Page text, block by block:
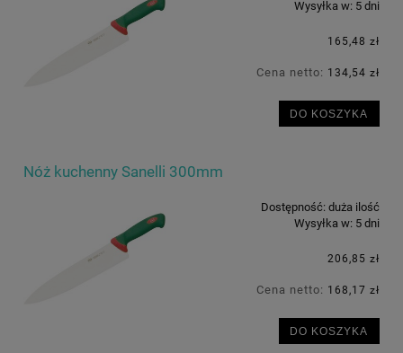
Wysyłka w: 5 dni
165,48 zł
Cena netto: 134,54 zł
DO KOSZYKA
Nóż kuchenny Sanelli 300mm
Dostępność: duża ilość
Wysyłka w: 5 dni
206,85 zł
Cena netto: 168,17 zł
DO KOSZYKA